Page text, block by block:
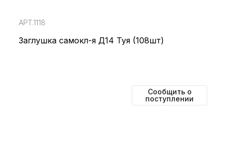
АРТ.1118
Заглушка самокл-я Д14 Туя (108шт)
Сообщить о
поступлении